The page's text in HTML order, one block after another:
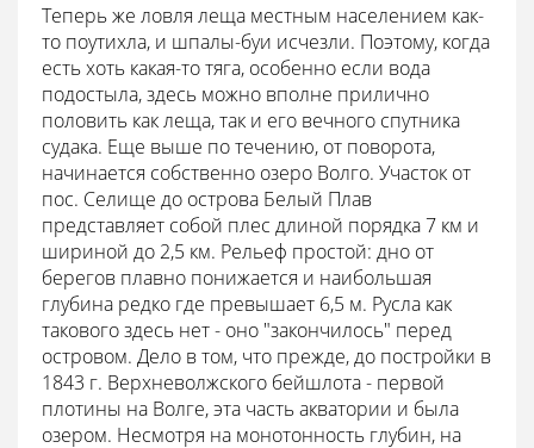
Теперь же ловля леща местным населением как-
то поутихла, и шпалы-буи исчезли. Поэтому, когда
есть хоть какая-то тяга, особенно если вода
подостыла, здесь можно вполне прилично
половить как леща, так и его вечного спутника
судака. Еще выше по течению, от поворота,
начинается собственно озеро Волго. Участок от
пос. Селище до острова Белый Плав
представляет собой плес длиной порядка 7 км и
шириной до 2,5 км. Рельеф простой: дно от
берегов плавно понижается и наибольшая
глубина редко где превышает 6,5 м. Русла как
такового здесь нет - оно "закончилось" перед
островом. Дело в том, что прежде, до постройки в
1843 г. Верхневолжского бейшлота - первой
плотины на Волге, эта часть акватории и была
озером. Несмотря на монотонность глубин, на